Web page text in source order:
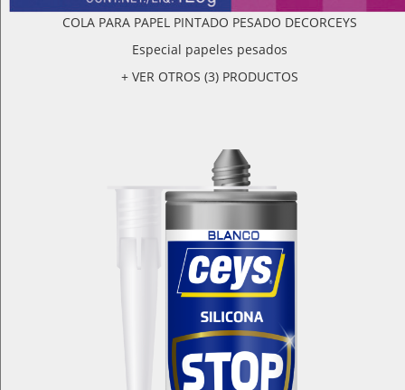
COLA PARA PAPEL PINTADO PESADO DECORCEYS
Especial papeles pesados
+ VER OTROS (3) PRODUCTOS